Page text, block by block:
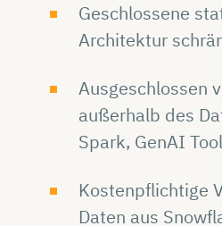
Geschlossene
Architektur
Ausgeschlossen
außerhalb des
Spark, GenAI
Kostenpflichtige
Daten aus